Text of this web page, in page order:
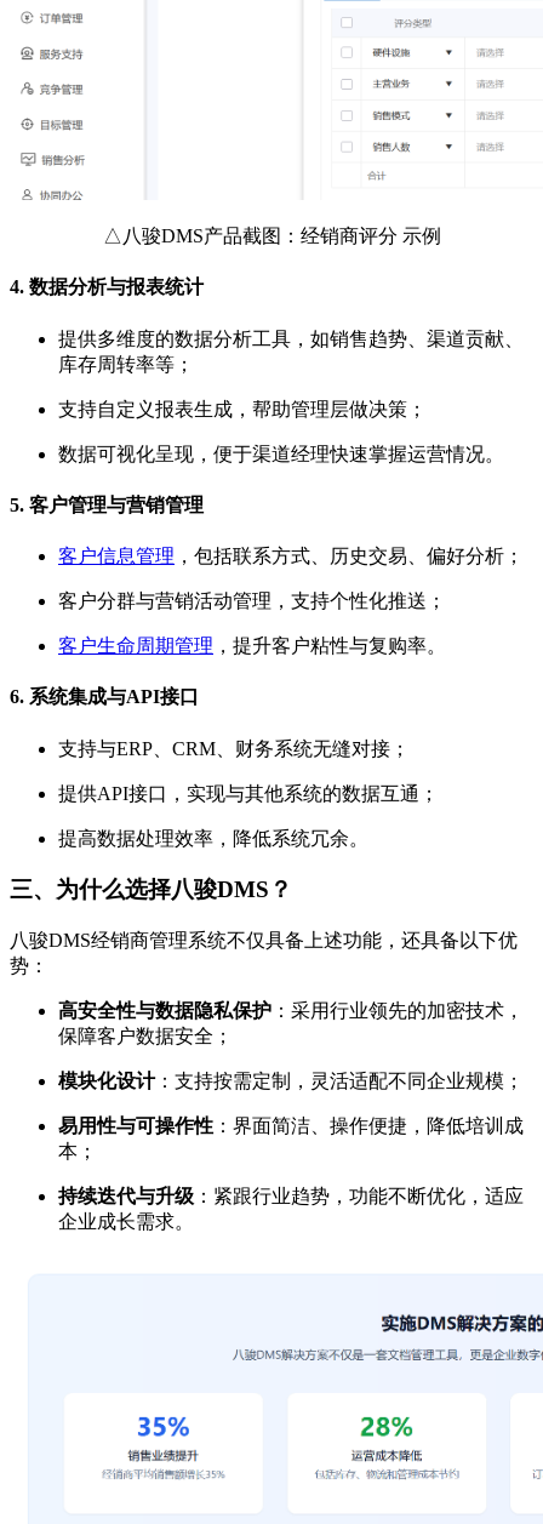
△八骏DMS产品截图：经销商评分 示例
4. 数据分析与报表统计
提供多维度的数据分析工具，如销售趋势、渠道贡献、
库存周转率等；
支持自定义报表生成，帮助管理层做决策；
数据可视化呈现，便于渠道经理快速掌握运营情况。
5. 客户管理与营销管理
客户信息管理 ，包括联系方式、历史交易、偏好分析；
客户分群与营销活动管理，支持个性化推送；
客户生命周期管理 ，提升客户粘性与复购率。
6. 系统集成与API接口
支持与ERP、CRM、财务系统无缝对接；
提供API接口，实现与其他系统的数据互通；
提高数据处理效率，降低系统冗余。
三、为什么选择八骏DMS？
八骏DMS经销商管理系统不仅具备上述功能，还具备以下优
势：
高安全性与数据隐私保护 ：采用行业领先的加密技术，
保障客户数据安全；
模块化设计：支持按需定制，灵活适配不同企业规模；
易用性与可操作性 ：界面简洁、操作便捷，降低培训成
本；
持续迭代与升级 ：紧跟行业趋势，功能不断优化，适应
企业成长需求。